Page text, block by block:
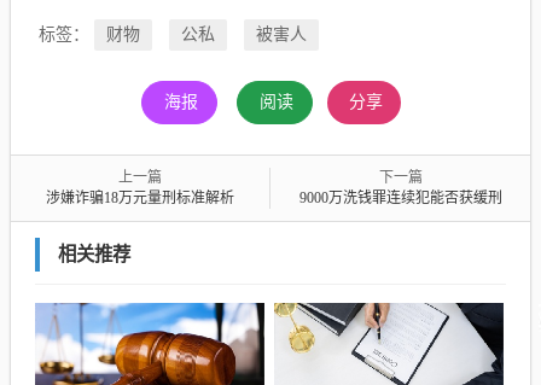
标签： 财物 公私 被害人
海报 阅读 分享
上一篇
涉嫌诈骗18万元量刑标准解析
下一篇
9000万洗钱罪连续犯能否获缓刑
相关推荐